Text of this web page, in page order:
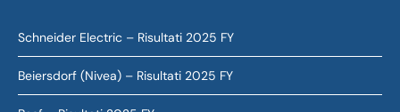
Schneider Electric – Risultati 2025 FY
Beiersdorf (Nivea) – Risultati 2025 FY